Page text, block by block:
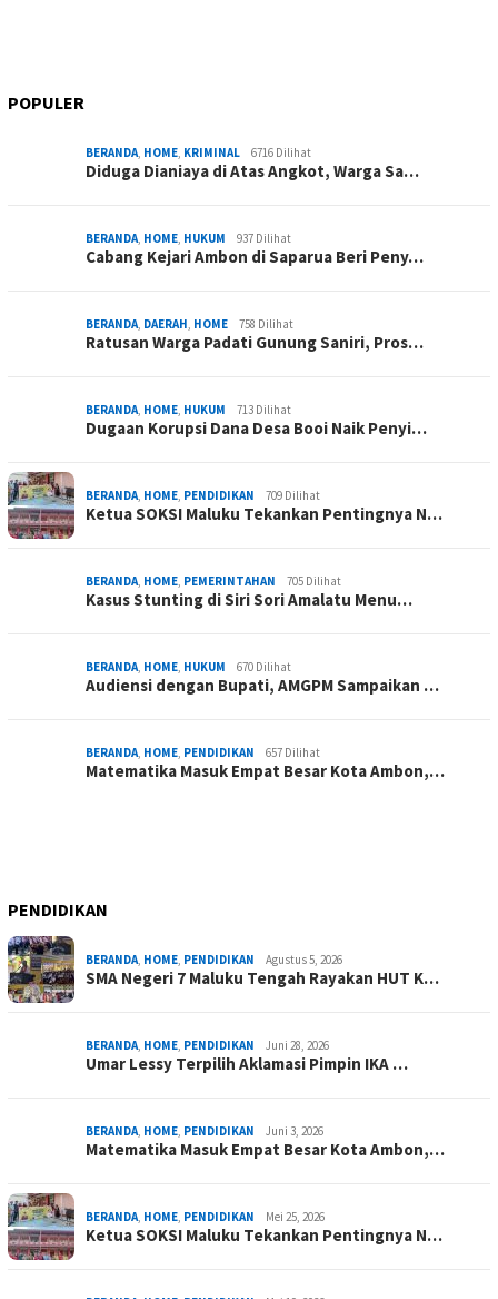
POPULER
BERANDA, HOME, KRIMINAL 6716 Dilihat
Diduga Dianiaya di Atas Angkot, Warga Sa…
BERANDA, HOME, HUKUM 937 Dilihat
Cabang Kejari Ambon di Saparua Beri Peny…
BERANDA, DAERAH, HOME 758 Dilihat
Ratusan Warga Padati Gunung Saniri, Pros…
BERANDA, HOME, HUKUM 713 Dilihat
Dugaan Korupsi Dana Desa Booi Naik Penyi…
BERANDA, HOME, PENDIDIKAN 709 Dilihat
Ketua SOKSI Maluku Tekankan Pentingnya N…
BERANDA, HOME, PEMERINTAHAN 705 Dilihat
Kasus Stunting di Siri Sori Amalatu Menu…
BERANDA, HOME, HUKUM 670 Dilihat
Audiensi dengan Bupati, AMGPM Sampaikan …
BERANDA, HOME, PENDIDIKAN 657 Dilihat
Matematika Masuk Empat Besar Kota Ambon,…
PENDIDIKAN
BERANDA, HOME, PENDIDIKAN Agustus 5, 2026
SMA Negeri 7 Maluku Tengah Rayakan HUT K…
BERANDA, HOME, PENDIDIKAN Juni 28, 2026
Umar Lessy Terpilih Aklamasi Pimpin IKA …
BERANDA, HOME, PENDIDIKAN Juni 3, 2026
Matematika Masuk Empat Besar Kota Ambon,…
BERANDA, HOME, PENDIDIKAN Mei 25, 2026
Ketua SOKSI Maluku Tekankan Pentingnya N…